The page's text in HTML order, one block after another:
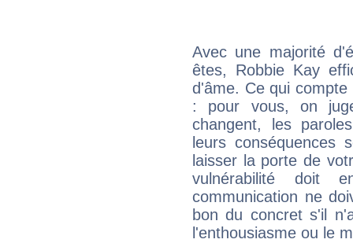
Avec une majorité
êtes, Robbie Kay
d'âme. Ce qui
: pour vous, on
changent, les
leurs conséquences
laisser la porte de
vulnérabilité doit
communication ne
bon du concret s'il
l'enthousiasme ou le